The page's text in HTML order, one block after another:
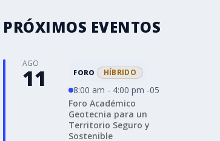
PRÓXIMOS EVENTOS
AGO
11 FORO HÍBRIDO
8:00 am - 4:00 pm -05
Foro Académico
Geotecnia para un
Territorio Seguro y
Sostenible